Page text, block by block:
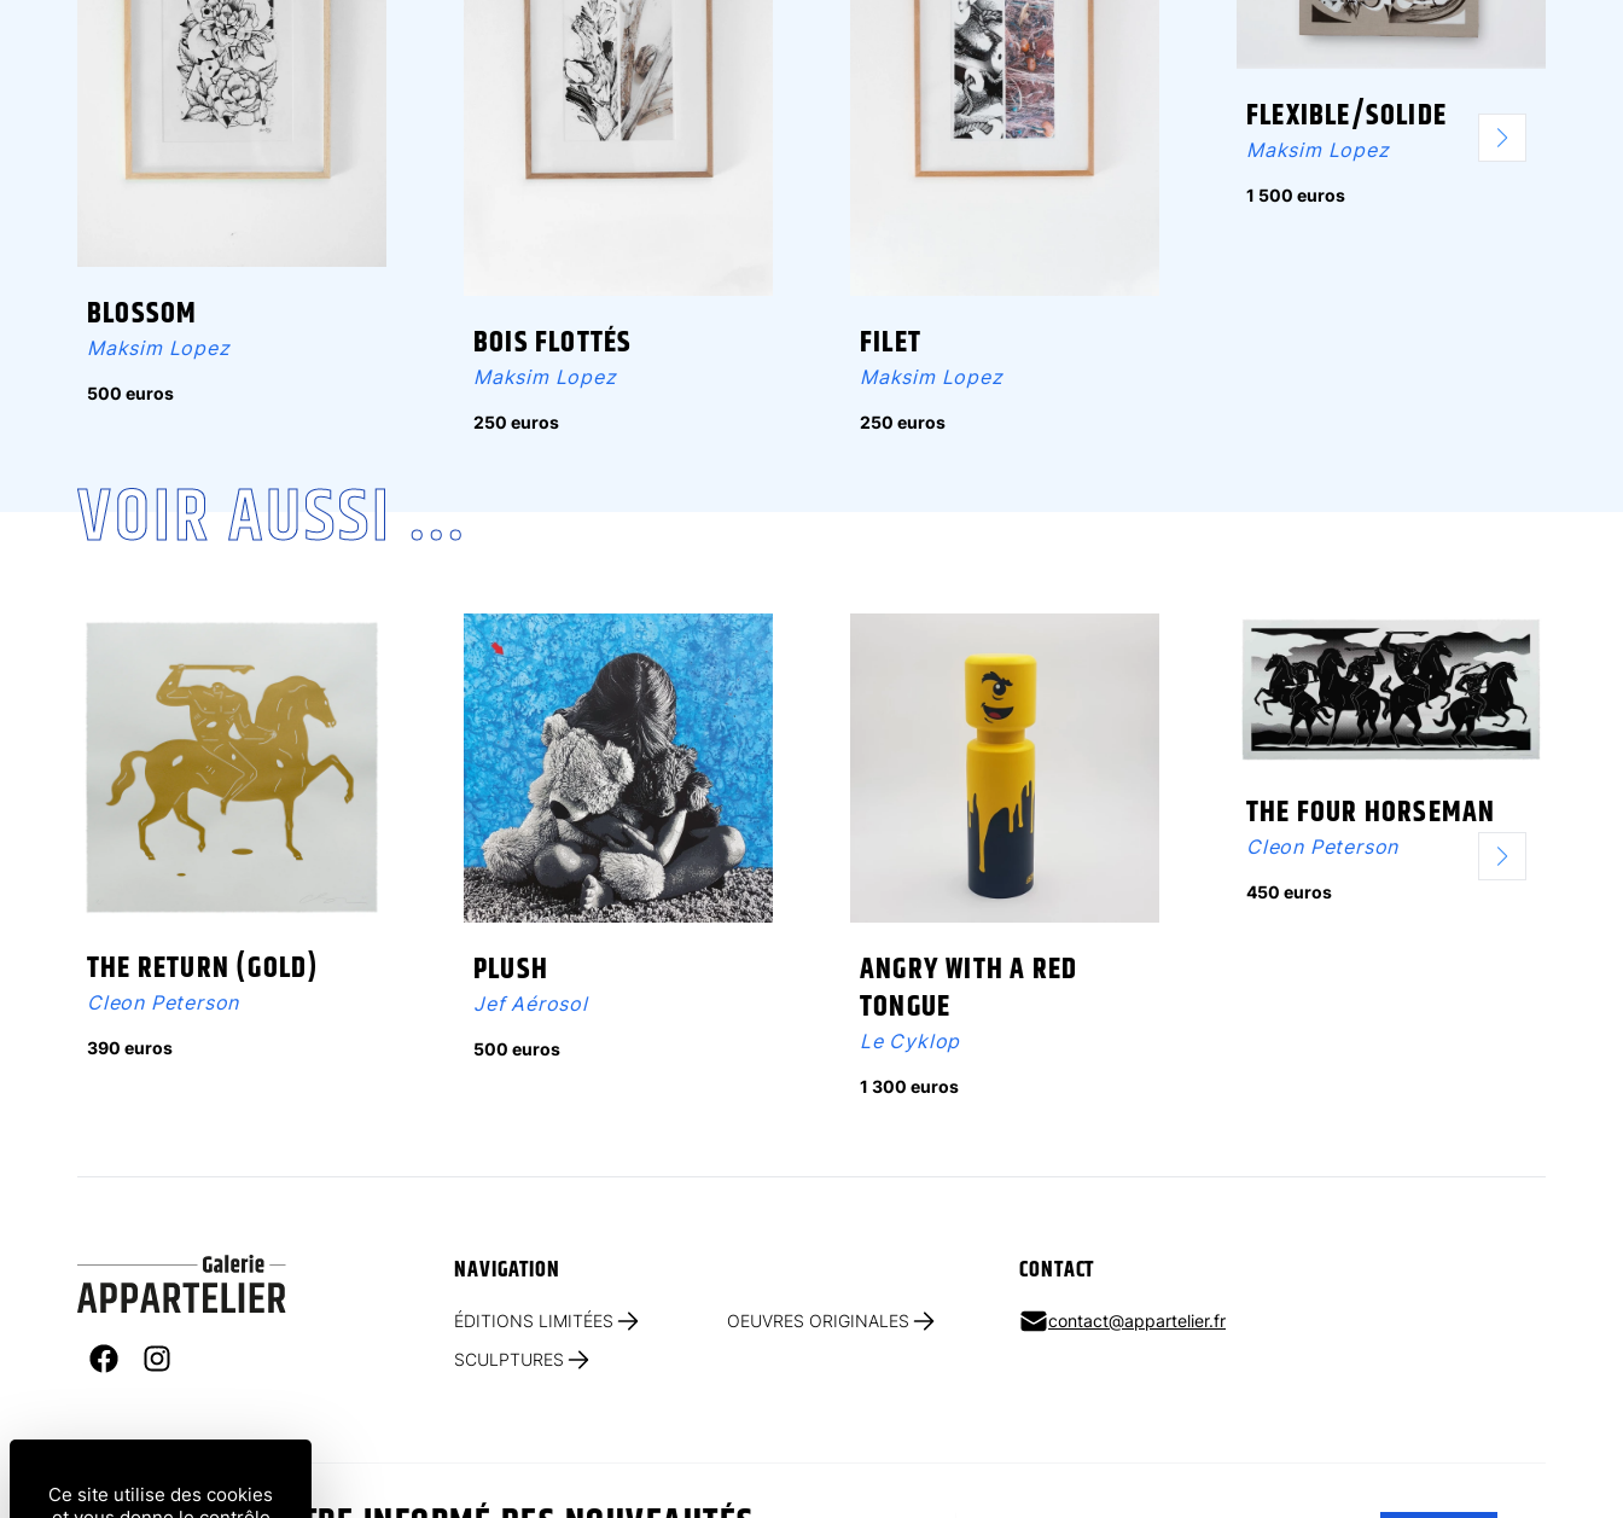
BLOSSOM
Maksim Lopez
500 euros
BOIS FLOTTÉS
Maksim Lopez
250 euros
FILET
Maksim Lopez
250 euros
FLEXIBLE/SOLIDE
Maksim Lopez
1 500 euros
VOIR AUSSI ...
THE RETURN (GOLD)
Cleon Peterson
390 euros
PLUSH
Jef Aérosol
500 euros
ANGRY WITH A RED
TONGUE
Le Cyklop
1 300 euros
THE FOUR HORSEMAN
Cleon Peterson
450 euros
FacebookInstagram
NAVIGATION
ÉDITIONS LIMITÉES
OEUVRES ORIGINALES
SCULPTURES
CONTACT
contact@appartelier.fr
Ce site utilise des cookies